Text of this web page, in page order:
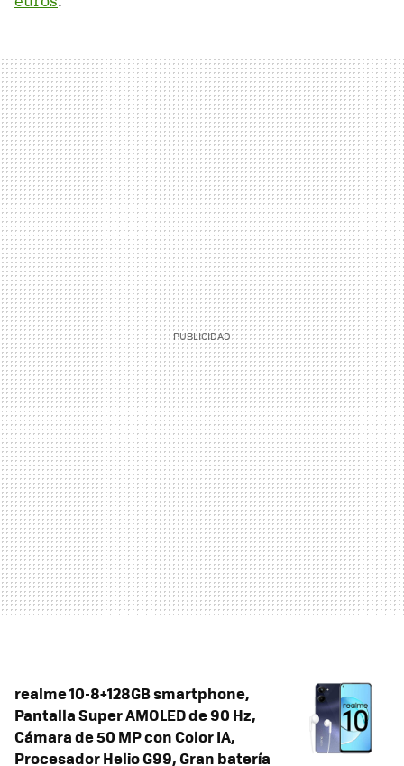
realme 10-8+128GB smartphone,
Pantalla Super AMOLED de 90 Hz,
Cámara de 50 MP con Color IA,
Procesador Helio G99, Gran batería